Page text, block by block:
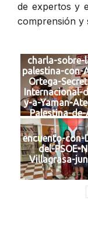
de expertos y
comprensión y
charla-sobre-
palestina-con-
Ortega-
Internacional-
y-a-Yaman-
Palestina-
febrero-
encuento-con-
del-PSOE-
Villagrasa-